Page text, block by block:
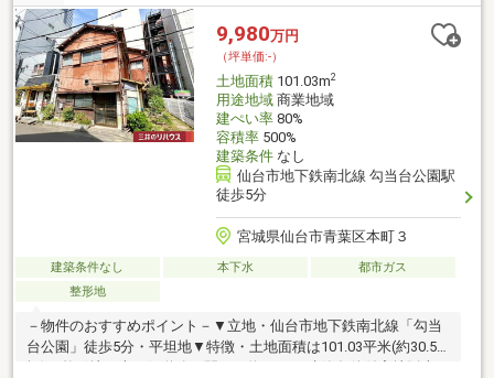
の住まい探しをお手伝いします ━━━━━・・・物件の詳細・ご
相談はお気軽にお問い合わせください。
9,980万円
（坪単価:-）
土地面積101.03m2
用途地域商業地域
建ぺい率80%
容積率500%
建築条件なし
仙台市地下鉄南北線 勾当台公園駅
徒歩5分
宮城県仙台市青葉区本町３
建築条件なし 本下水
都市ガス
整形地
－物件のおすすめポイント－▼立地・仙台市地下鉄南北線「勾当
台公園」徒歩5分・平坦地▼特徴・土地面積は101.03平米(約30.56